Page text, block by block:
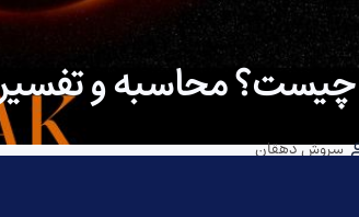
چیست؟ محاسبه و تفسیر
سروش دهقان